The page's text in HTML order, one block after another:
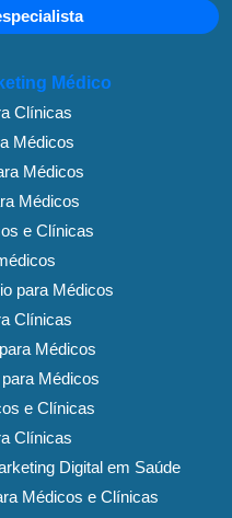
Médico
Clínicas
Médicos
Médicos
Médicos
e Clínicas
para Médicos
Clínicas
Médicos
Médicos
e Clínicas
Clínicas
Digital em Saúde
Médicos e Clínicas